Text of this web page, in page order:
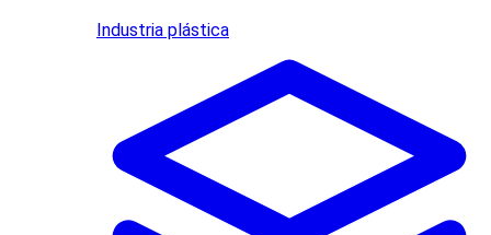
Industria plástica